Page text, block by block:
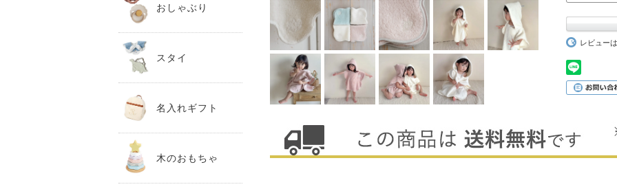
レビュー
おしゃぶり
スタイ
名入れギフト
木のおもちゃ